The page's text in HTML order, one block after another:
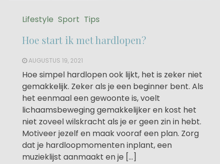
Lifestyle Sport Tips
Hoe start ik met hardlopen?
AUGUSTUS 19, 2021
Hoe simpel hardlopen ook lijkt, het is zeker niet
gemakkelijk. Zeker als je een beginner bent. Als
het eenmaal een gewoonte is, voelt
lichaamsbeweging gemakkelijker en kost het
niet zoveel wilskracht als je er geen zin in hebt.
Motiveer jezelf en maak vooraf een plan. Zorg
dat je hardloopmomenten inplant, een
muzieklijst aanmaakt en je […]